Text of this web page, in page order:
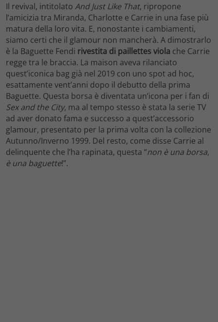
Il revival, intitolato And Just Like That, ripropone
l’amicizia tra Miranda, Charlotte e Carrie in una fase più
matura della loro vita. E, nonostante i cambiamenti,
siamo certi che il glamour non mancherà. A dimostrarlo
è la Baguette Fendi rivestita di paillettes viola che Carrie
regge tra le braccia. La maison aveva rilanciato
quest’iconica bag già nel 2019 con uno spot ad hoc,
esattamente vent’anni dopo il debutto della prima
Baguette. Questa borsa è diventata un’icona per i fan di
Sex and the City, ma al tempo stesso è stata la serie TV
ad aver donato fama e successo a quest’accessorio
glamour, presentato per la prima volta con la collezione
Autunno/Inverno 1999. Del resto, come disse Carrie al
delinquente che l’ha rapinata, questa “non è una borsa,
è una baguette!”.